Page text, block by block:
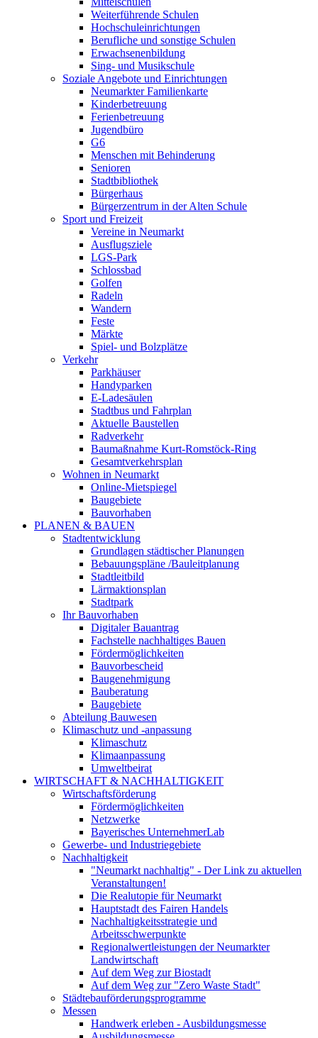
Weiterführende Schulen
Hochschuleinrichtungen
Berufliche und sonstige Schulen
Erwachsenenbildung
Sing- und Musikschule
Soziale Angebote und Einrichtungen
Neumarkter Familienkarte
Kinderbetreuung
Ferienbetreuung
Jugendbüro
G6
Menschen mit Behinderung
Senioren
Stadtbibliothek
Bürgerhaus
Bürgerzentrum in der Alten Schule
Sport und Freizeit
Vereine in Neumarkt
Ausflugsziele
LGS-Park
Schlossbad
Golfen
Radeln
Wandern
Feste
Märkte
Spiel- und Bolzplätze
Verkehr
Parkhäuser
Handyparken
E-Ladesäulen
Stadtbus und Fahrplan
Aktuelle Baustellen
Radverkehr
Baumaßnahme Kurt-Romstöck-Ring
Gesamtverkehrsplan
Wohnen in Neumarkt
Online-Mietspiegel
Baugebiete
Bauvorhaben
PLANEN & BAUEN
Stadtentwicklung
Grundlagen städtischer Planungen
Bebauungspläne /Bauleitplanung
Stadtleitbild
Lärmaktionsplan
Stadtpark
Ihr Bauvorhaben
Digitaler Bauantrag
Fachstelle nachhaltiges Bauen
Fördermöglichkeiten
Bauvorbescheid
Baugenehmigung
Bauberatung
Baugebiete
Abteilung Bauwesen
Klimaschutz und -anpassung
Klimaschutz
Klimaanpassung
Umweltbeirat
WIRTSCHAFT & NACHHALTIGKEIT
Wirtschaftsförderung
Fördermöglichkeiten
Netzwerke
Bayerisches UnternehmerLab
Gewerbe- und Industriegebiete
Nachhaltigkeit
"Neumarkt nachhaltig" - Der Link zu aktuellen
Veranstaltungen!
Die Realutopie für Neumarkt
Hauptstadt des Fairen Handels
Nachhaltigkeitsstrategie und
Arbeitsschwerpunkte
Regionalwertleistungen der Neumarkter
Landwirtschaft
Auf dem Weg zur Biostadt
Auf dem Weg zur "Zero Waste Stadt"
Städtebauförderungsprogramme
Messen
Handwerk erleben - Ausbildungsmesse